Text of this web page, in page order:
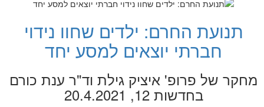
תנועת החרם: ילדים שחוו נידוי
חברתי יוצאים למסע יחד
מחקר של פרופ' איציק גילת וד"ר ענת כורם
בחדשות 12, 20.4.2021